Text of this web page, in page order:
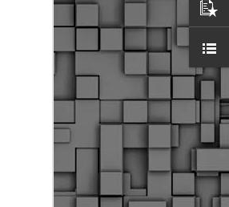
έχουν
και
τρία
για